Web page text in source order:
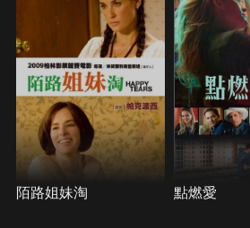
陌路姐妹淘 點燃愛